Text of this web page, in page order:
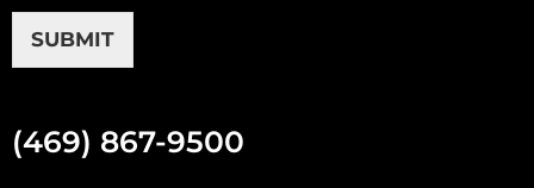
SUBMIT
(469) 867-9500